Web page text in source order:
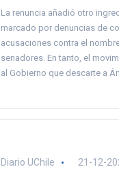
La renuncia añadió otro
marcado por denuncias de
acusaciones contra el
senadores. En tanto, el
al Gobierno que descarte a
Diario UChile 21-12-